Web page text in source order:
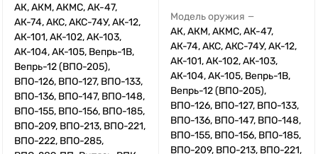
АК, АКМ, АКМС, АК-47,
АК-74, АКС, АКС-74У, АК-12,
АК-101, АК-102, АК-103,
АК-104, АК-105, Вепрь-1В,
Вепрь-12 (ВПО-205),
ВПО-126, ВПО-127, ВПО-133,
ВПО-136, ВПО-147, ВПО-148,
ВПО-155, ВПО-156, ВПО-185,
ВПО-209, ВПО-213, ВПО-221,
ВПО-222, ВПО-285,
Модель оружия —
АК, АКМ, АКМС, АК-47,
АК-74, АКС, АКС-74У, АК-12,
АК-101, АК-102, АК-103,
АК-104, АК-105, Вепрь-1В,
Вепрь-12 (ВПО-205),
ВПО-126, ВПО-127, ВПО-133,
ВПО-136, ВПО-147, ВПО-148,
ВПО-155, ВПО-156, ВПО-185,
ВПО-209, ВПО-213, ВПО-221,